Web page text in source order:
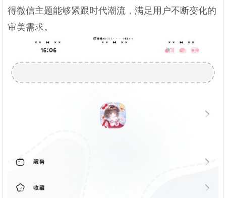
得微信主题能够紧跟时代潮流，满足用户不断变化的
审美需求。